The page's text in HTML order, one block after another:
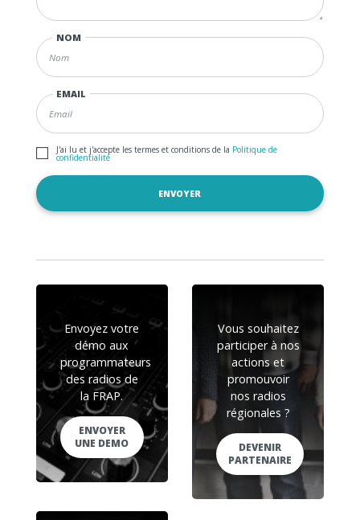
NOM
EMAIL
J'ai lu et j'accepte les termes et conditions de la Politique de
confidentialité
Envoyez votre
démo aux
programmateurs
des radios de
la FRAP.
ENVOYER
UNE DEMO
Vous souhaitez
participer à nos
actions et
promouvoir
nos radios
régionales ?
DEVENIR
PARTENAIRE